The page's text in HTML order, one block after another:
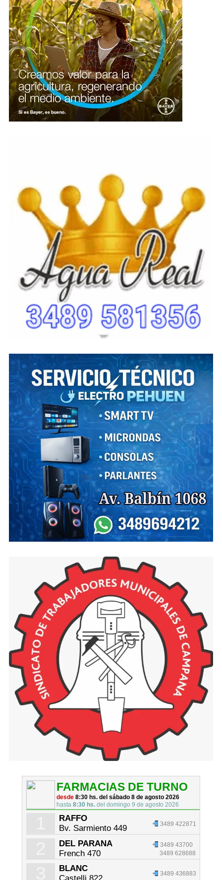
FARMACIAS DE TURNO
desde8:30 hs. del sábado 8 de agosto 2026
hasta8:30 hs. del domingo 9 de agosto 2026
RAFFO
Bv. Sarmiento 449
3489 422871
DEL PARANA
French 470
3489 43700
3489 628688
BLANC
3489 436883